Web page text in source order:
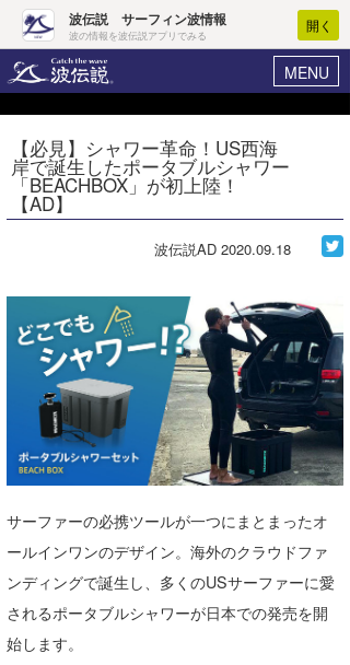
波伝説 サーフィン波情報
波の情報を波伝説アプリでみる
開く
MENU
ヘルプ マイホーム
ログイン
新規会員登録
WAVE HUNTER波予想ツール
気象情報
ニュース
サーフィンエリアガイド
会員メニュー
今月のプレゼント
【必見】シャワー革命！US西海
岸で誕生したポータブルシャワー
「BEACHBOX」が初上陸！
【AD】
波伝説AD 2020.09.18
サーファーの必携ツールが一つにまとまったオ
ールインワンのデザイン。海外のクラウドファ
ンディングで誕生し、多くのUSサーファーに愛
されるポータブルシャワーが日本での発売を開
始します。
Core Surf Japan
コンテスト
ファッション/グッズ
コラム
トラベル
ショップ情報
ショップ情報
千葉北
伊豆
千葉南
ウラナミ
その他
ルール＆How to
VOTE!